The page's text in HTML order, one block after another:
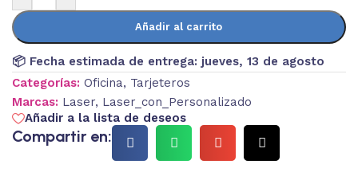
Añadir al carrito
📦 Fecha estimada de entrega: jueves, 13 de agosto
Categorías: Oficina, Tarjeteros
Marcas: Laser, Laser_con_Personalizado
Añadir a la lista de deseos
Compartir en: